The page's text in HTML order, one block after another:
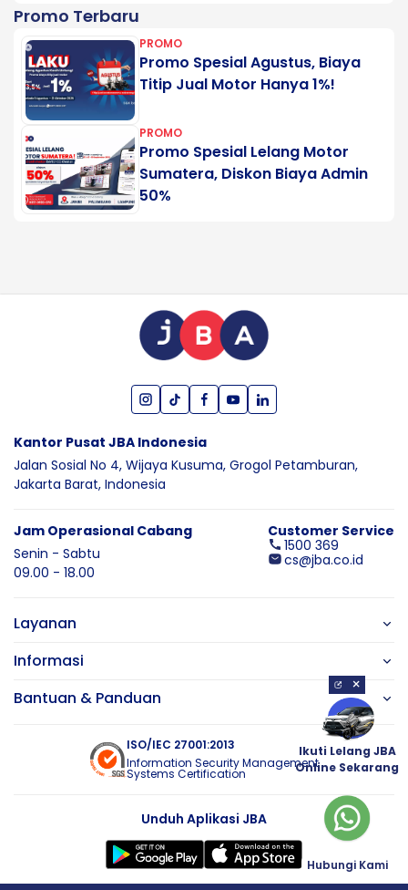
Promo Terbaru
PROMO
Promo Spesial Agustus, Biaya
Titip Jual Motor Hanya 1%!
PROMO
Promo Spesial Lelang Motor
Sumatera, Diskon Biaya Admin
50%
Kantor Pusat JBA Indonesia
Jalan Sosial No 4, Wijaya Kusuma, Grogol Petamburan,
Jakarta Barat, Indonesia
Jam Operasional Cabang
Senin - Sabtu
09.00 - 18.00
Customer Service
1500 369
cs@jba.co.id
Layanan
Informasi
Bantuan & Panduan
ISO/IEC 27001:2013
Information Security Management
Systems Certification
Unduh Aplikasi JBA
×
Ikuti Lelang JBA
Online Sekarang
Hubungi Kami